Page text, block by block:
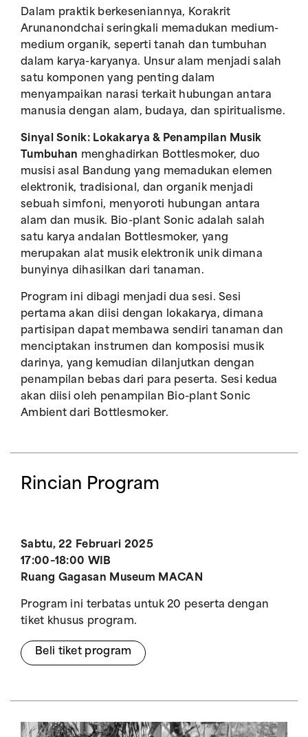
Dalam praktik berkeseniannya, Korakrit
Arunanondchai seringkali memadukan medium-
medium organik, seperti tanah dan tumbuhan
dalam karya-karyanya. Unsur alam menjadi salah
satu komponen yang penting dalam
menyampaikan narasi terkait hubungan antara
manusia dengan alam, budaya, dan spiritualisme.
Sinyal Sonik: Lokakarya & Penampilan Musik
Tumbuhan menghadirkan Bottlesmoker, duo
musisi asal Bandung yang memadukan elemen
elektronik, tradisional, dan organik menjadi
sebuah simfoni, menyoroti hubungan antara
alam dan musik. Bio-plant Sonic adalah salah
satu karya andalan Bottlesmoker, yang
merupakan alat musik elektronik unik dimana
bunyinya dihasilkan dari tanaman.
Program ini dibagi menjadi dua sesi. Sesi
pertama akan diisi dengan lokakarya, dimana
partisipan dapat membawa sendiri tanaman dan
menciptakan instrumen dan komposisi musik
darinya, yang kemudian dilanjutkan dengan
penampilan bebas dari para peserta. Sesi kedua
akan diisi oleh penampilan Bio-plant Sonic
Ambient dari Bottlesmoker.
Rincian Program
Sabtu, 22 Februari 2025
17:00–18:00 WIB
Ruang Gagasan Museum MACAN
Program ini terbatas untuk 20 peserta dengan
tiket khusus program.
Beli tiket program